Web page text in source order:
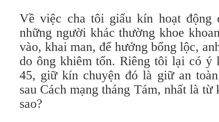
Về việc cha tôi giấu kín hoạt động
những người khác thường khoe
vào, khai man, để hưởng bổng lộc,
do ông khiêm tốn. Riêng tôi lại có ý
45, giữ kín chuyện đó là giữ an
sau Cách mạng tháng Tám, nhất là
sao?